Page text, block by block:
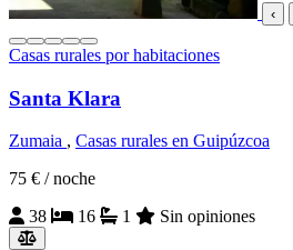
‹
Casas rurales por habitaciones
Santa Klara
Zumaia , Casas rurales en Guipúzcoa
75 € / noche
38
16 1 Sin opiniones